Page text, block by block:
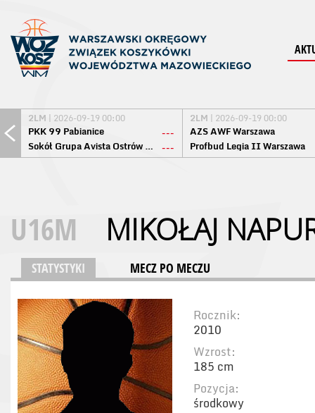
2LM | 2026-09-19 00:00
PKK 99 Pabianice
---
Sokół Grupa Avista Ostrów Maz. ---
2LM | 2026-09-19 00:00
AZS AWF Warszawa
Profbud Legia II Warszawa
U16M MIKOŁAJ
STATYSTYKI MECZ PO MECZU
Rocznik:
2010
Wzrost:
185 cm
Pozycja:
środkowy